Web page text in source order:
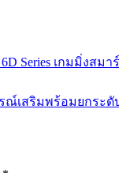
6D Series เกมมิ่
รณ์เสริมพร้อมยกร